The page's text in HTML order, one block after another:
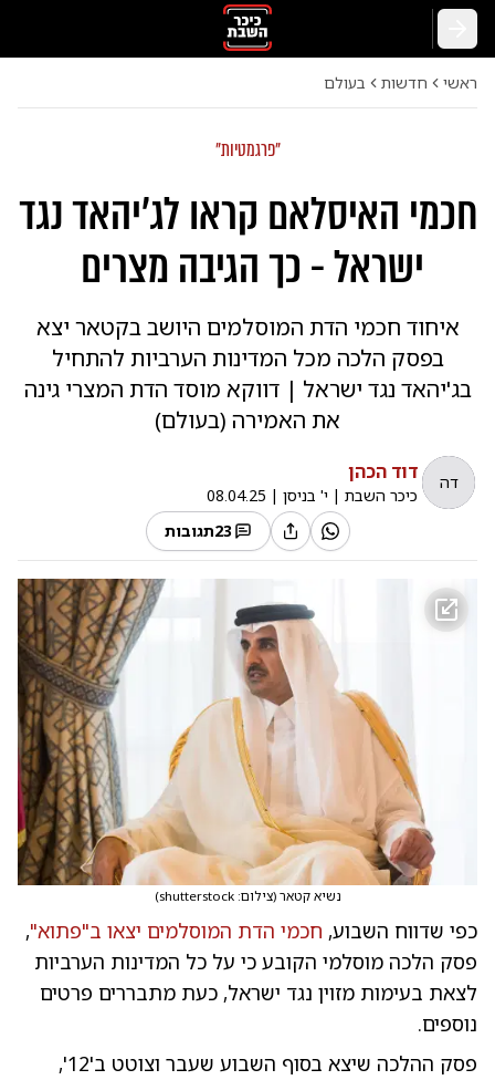
ראשי חדשות בעולם
"פרגמטיות"
חכמי האיסלאם קראו לג'יהאד נגד
ישראל - כך הגיבה מצרים
איחוד חכמי הדת המוסלמים היושב בקטאר יצא
בפסק הלכה מכל המדינות הערביות להתחיל
בג'יהאד נגד ישראל | דווקא מוסד הדת המצרי גינה
את האמירה (בעולם)
דה דוד הכהן
כיכר השבת | י' בניסן |
08.04.25
23תגובות
נשיא קטאר (צילום: shutterstock )
כפי שדווח השבוע, חכמי הדת המוסלמים יצאו ב"פתוא",
פסק הלכה מוסלמי הקובע כי על כל המדינות הערביות
לצאת בעימות מזוין נגד ישראל, כעת מתבררים פרטים
נוספים.
פסק ההלכה שיצא בסוף השבוע שעבר וצוטט ב'12',